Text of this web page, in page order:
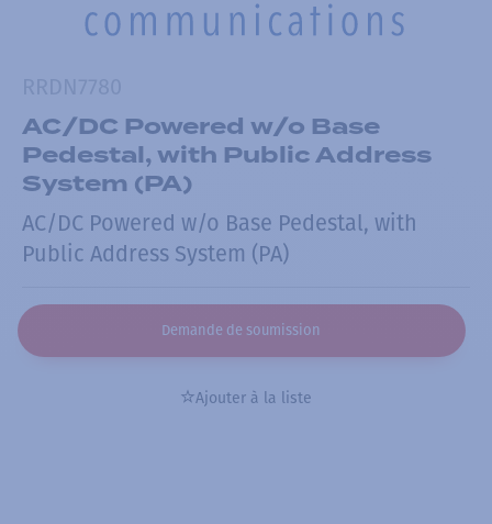
AC/DC Powered w/o Base
Pedestal, with Public Address
System (PA)
AC/DC Powered w/o Base Pedestal, with
Public Address System (PA)
Demande de soumission
Ajouter à la liste